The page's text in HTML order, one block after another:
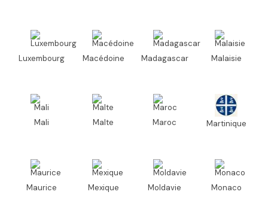
Luxembourg Macédoine Madagascar Malaisie
Mali Malte Maroc Martinique
Maurice Mexique Moldavie Monaco